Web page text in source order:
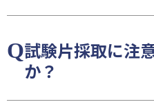
試験片採取に注
か？